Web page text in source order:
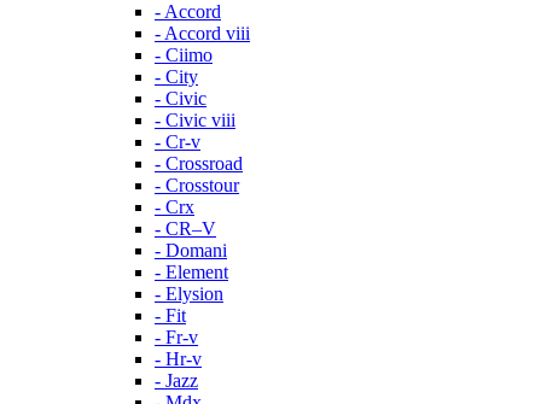
- Accord
- Accord viii
- Ciimo
- City
- Civic
- Civic viii
- Cr-v
- Crossroad
- Crosstour
- Crx
- CR–V
- Domani
- Element
- Elysion
- Fit
- Fr-v
- Hr-v
- Jazz